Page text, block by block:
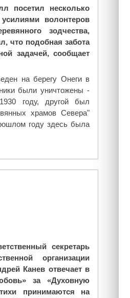
р
а
»
—
н
ы
й
в
ы
п
посетил несколько
волонтеров
зодчества,
что подобная забота
задачей, сообщает
на берегу Онеги в
были уничтожены -
году, другой был
храмов Севера"
году здесь была
секретарь
организации
Канев отвечает в
за «Духовную
принимаются на